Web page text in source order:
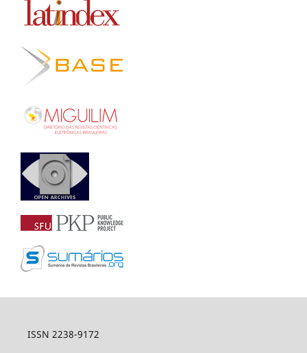
ISSN 2238-9172